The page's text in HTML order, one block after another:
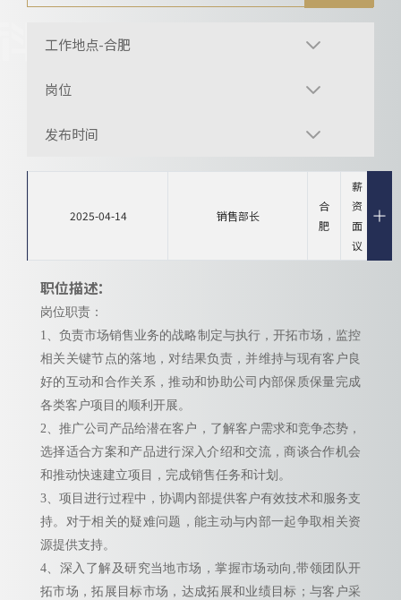
工作地点-合肥
岗位
发布时间
2025-04-14 销售部长
合
肥
薪
资
面
议
职位描述：
岗位职责：
1、负责市场销售业务的战略制定与执行，开拓市场，监控
相关关键节点的落地，对结果负责，并维持与现有客户良
好的互动和合作关系，推动和协助公司内部保质保量完成
各类客户项目的顺利开展。
2、推广公司产品给潜在客户，了解客户需求和竞争态势，
选择适合方案和产品进行深入介绍和交流，商谈合作机会
和推动快速建立项目，完成销售任务和计划。
3、项目进行过程中，协调内部提供客户有效技术和服务支
持。对于相关的疑难问题，能主动与内部一起争取相关资
源提供支持。
4、深入了解及研究当地市场，掌握市场动向,带领团队开
拓市场，拓展目标市场，达成拓展和业绩目标；与客户采